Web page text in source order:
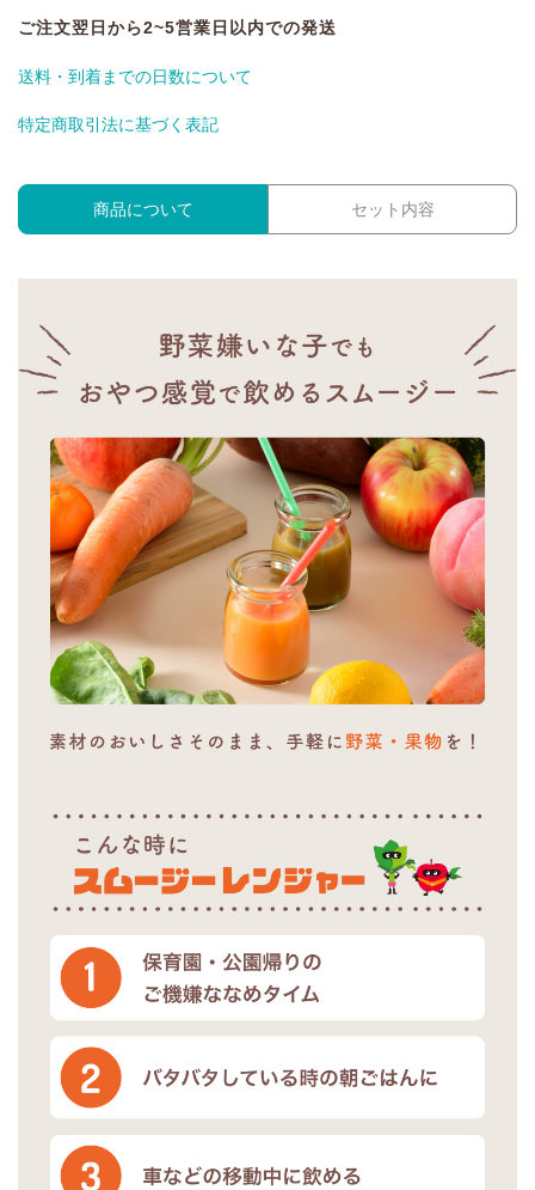
ご注文翌日から2~5営業日以内での発送
送料・到着までの日数について
特定商取引法に基づく表記
商品について セット内容